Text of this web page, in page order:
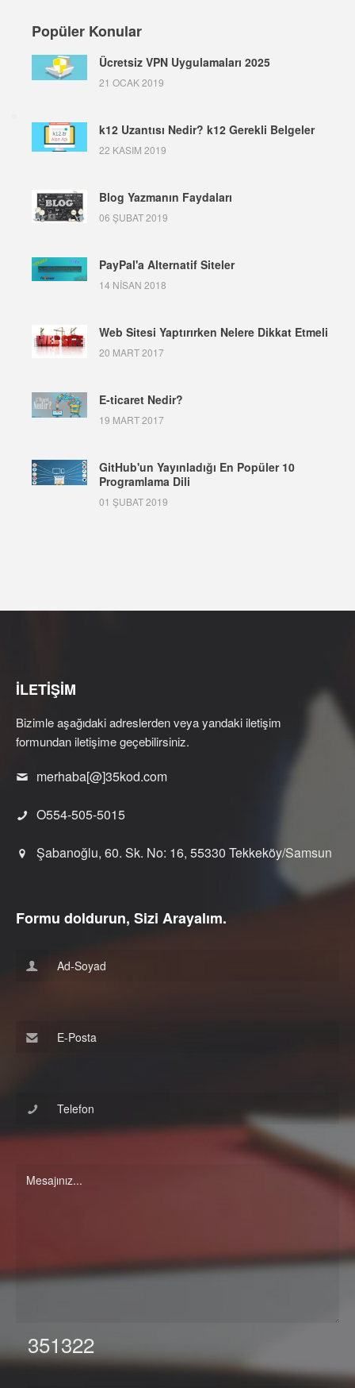
Popüler Konular
Ücretsiz VPN Uygulamaları 2025
21 OCAK 2019
k12 Uzantısı Nedir? k12 Gerekli Belgeler
22 KASIM 2019
Blog Yazmanın Faydaları
06 ŞUBAT 2019
PayPal'a Alternatif Siteler
14 NISAN 2018
Web Sitesi Yaptırırken Nelere Dikkat Etmeli
20 MART 2017
E-ticaret Nedir?
19 MART 2017
GitHub'un Yayınladığı En Popüler 10
Programlama Dili
01 ŞUBAT 2019
İLETİŞİM
Bizimle aşağıdaki adreslerden veya yandaki iletişim
formundan iletişime geçebilirsiniz.
merhaba[@]35kod.com
O554-505-5015
Şabanoğlu, 60. Sk. No: 16, 55330 Tekkeköy/Samsun
Formu doldurun, Sizi Arayalım.
351322